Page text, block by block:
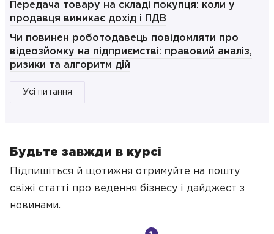
Передача товару на складі покупця: коли у
продавця виникає дохід і ПДВ
Чи повинен роботодавець повідомляти про
відеозйомку на підприємстві: правовий аналіз,
ризики та алгоритм дій
Усі питання
Будьте завжди в курсі
Підпишіться й щотижня отримуйте на пошту
свіжі статті про ведення бізнесу і дайджест з
новинами.